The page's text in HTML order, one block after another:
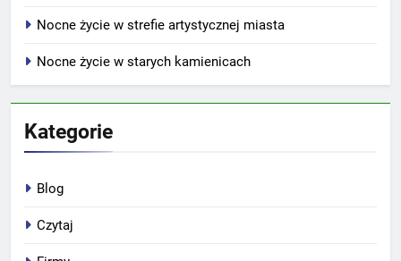
Nocne życie w strefie artystycznej miasta
Nocne życie w starych kamienicach
Kategorie
Blog
Czytaj